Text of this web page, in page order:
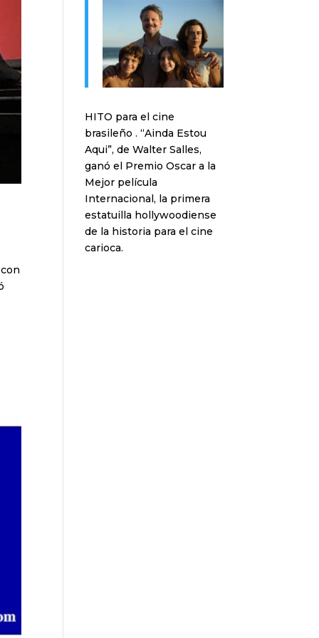
HITO para el cine
brasileño . “Ainda Estou
Aqui”, de Walter Salles,
ganó el Premio Oscar a la
Mejor película
Internacional, la primera
estatuilla hollywoodiense
de la historia para el cine
carioca.